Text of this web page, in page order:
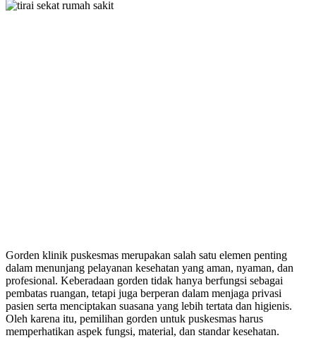
Gorden klinik puskesmas merupakan salah satu elemen penting
dalam menunjang pelayanan kesehatan yang aman, nyaman, dan
profesional. Keberadaan gorden tidak hanya berfungsi sebagai
pembatas ruangan, tetapi juga berperan dalam menjaga privasi
pasien serta menciptakan suasana yang lebih tertata dan higienis.
Oleh karena itu, pemilihan gorden untuk puskesmas harus
memperhatikan aspek fungsi, material, dan standar kesehatan.